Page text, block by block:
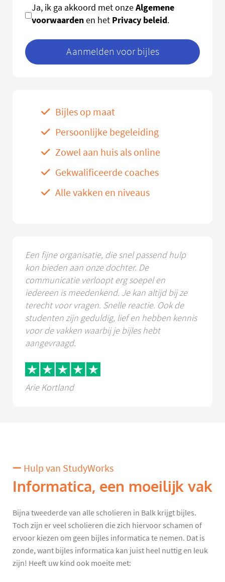
Ja, ik ga akkoord met onzeAlgemene
voorwaardenen het Privacy beleid.
Aanmelden voor bijles
Bijles op maat
Persoonlijke begeleiding
Zowel aan huis als online
Gekwalificeerde coaches
Alle vakken en niveaus
Een fijne organisatie, die snel passend hulp
kon bieden aan onze dochter. De
communicatie verloopt erg soepel en
iedereen is meedenkend. Je kan altijd bij ze
terecht voor vragen. Snelle reactie. Ook de
studenten zijn geduldig, lief en hebben kennis
voor de vakken waarbij je bijles hebt
aangevraagd.
Arie Kortland
Hulp van StudyWorks
Informatica, een moeilijk vak
Bijna tweederde van alle scholieren in Balk krijgt bijles.
Toch zijn er veel scholieren die zich hiervoor schamen of
ervoor kiezen om geen bijles informatica te nemen. Dat is
zonde, want bijles informatica kan juist heel nuttig en leuk
zijn! Heeft uw kind ook moeite met: